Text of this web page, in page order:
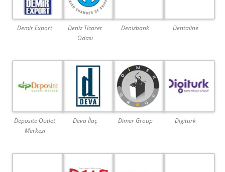
Demir Export
Deniz Ticaret
Odası
Denizbank Dentaline
Deposite Outlet
Merkezi
Deva İlaç Dimer Group Digiturk